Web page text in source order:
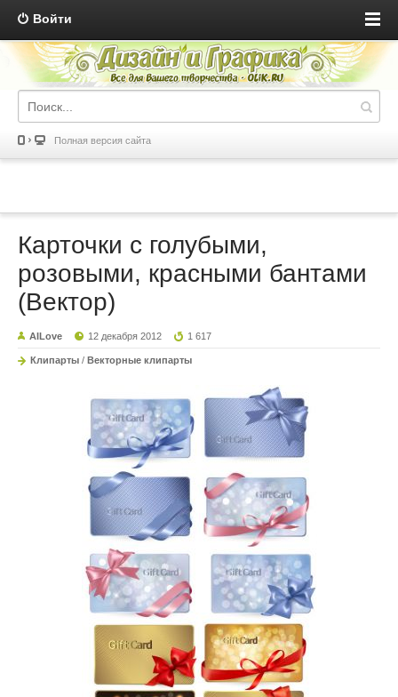
Войти
Полная версия сайта
Карточки с голубыми,
розовыми, красными бантами
(Вектор)
AILove 12 декабря 2012 1 617
Клипарты / Векторные клипарты